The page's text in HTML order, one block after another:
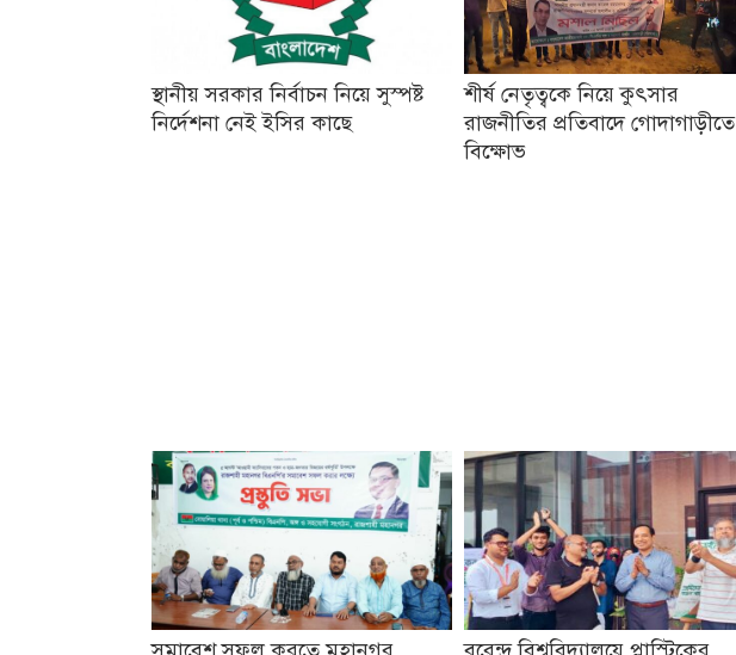
স্থানীয় সরকার নির্বাচন নিয়ে সুস্পষ্ট
নির্দেশনা নেই ইসির কাছে
শীর্ষ নেতৃত্বকে নিয়ে কুৎসার
রাজনীতির প্রতিবাদে গোদাগাড়ীতে
বিক্ষোভ